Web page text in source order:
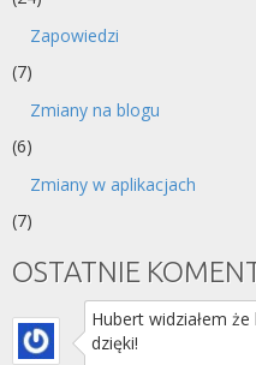
Zapowiedzi
(7)
Zmiany na blogu
(6)
Zmiany w aplikacjach
(7)
OSTATNIE
Hubert widziałem
dzięki!